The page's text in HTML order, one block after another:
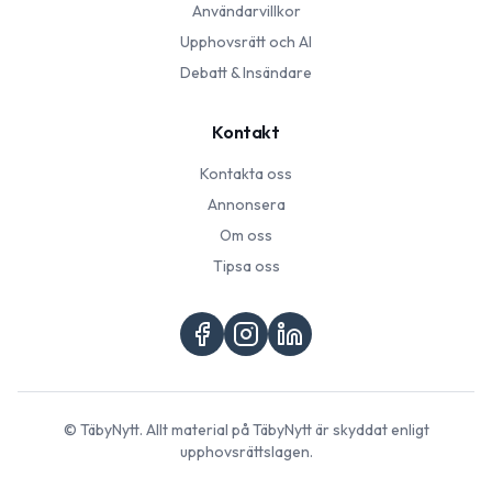
Användarvillkor
Upphovsrätt och AI
Debatt & Insändare
Kontakt
Kontakta oss
Annonsera
Om oss
Tipsa oss
© TäbyNytt. Allt material påTäbyNyttär skyddat enligt
upphovsrättslagen.